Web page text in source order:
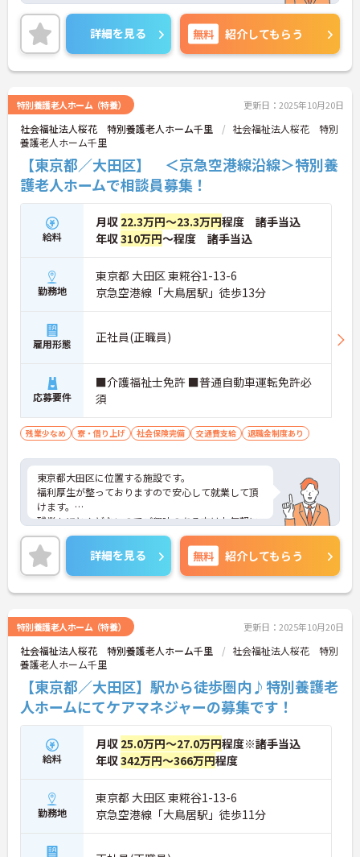
マンションのような建物に入ると、吹き抜けのある
エントランスと大理石調の受付が来訪者を出迎えま
す。
建物内には、介護老人保健施設や障害者支援施設、
通所リハビリテーションや通所介護などが併設され
ています。
ご興味有る方には詳細お伝えいたしますのでお気軽
にお問い合わせください。
詳細を見る 無料 紹介してもらう
特別養護老人ホーム（特養） 更新日：2025年10月20日
社会福祉法人桜花 特別養護老人ホーム千里
社会福祉法人桜花 特別
養護老人ホーム千里
【東京都／大田区】 ＜京急空港線沿線＞特別養
護老人ホームで相談員募集！
給料
月収 22.3万円～23.3万円程度 諸手当込
年収310万円～程度 諸手当込
勤務地
東京都 大田区 東糀谷1-13-6
京急空港線「大鳥居駅」徒歩13分
雇用形態 正社員(正職員)
応募要件
■介護福祉士免許 ■普通自動車運転免許必
須
残業少なめ 寮・借り上げ 社会保険完備 交通費支給 退職金制度あり
東京都大田区に位置する施設です。
福利厚生が整っておりますので安心して就業して頂
けます。
残業もほとんどないのでご興味のある方はお気軽に
ご連絡ください。
詳細を見る 無料 紹介してもらう
特別養護老人ホーム（特養） 更新日：2025年10月20日
社会福祉法人桜花 特別養護老人ホーム千里
社会福祉法人桜花 特別
養護老人ホーム千里
【東京都／大田区】駅から徒歩圏内♪特別養護老
人ホームにてケアマネジャーの募集です！
給料
月収 25.0万円～27.0万円程度※諸手当込
年収342万円～366万円程度
勤務地
東京都 大田区 東糀谷1-13-6
京急空港線「大鳥居駅」徒歩11分